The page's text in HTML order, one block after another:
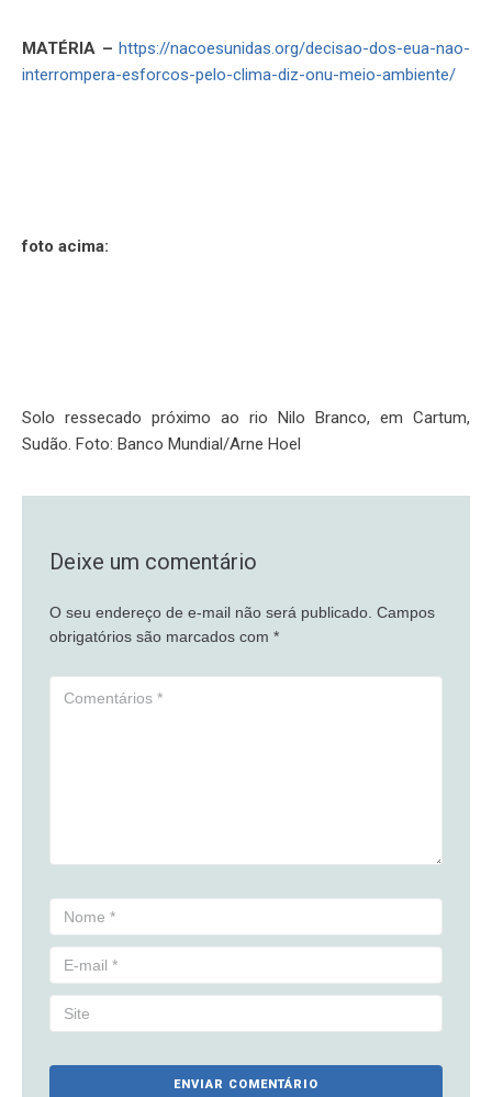
MATÉRIA – https://nacoesunidas.org/decisao-dos-eua-nao-
interrompera-esforcos-pelo-clima-diz-onu-meio-ambiente/
foto acima:
Solo ressecado próximo ao rio Nilo Branco, em Cartum,
Sudão. Foto: Banco Mundial/Arne Hoel
Deixe um comentário
O seu endereço de e-mail não será publicado. Campos
obrigatórios são marcados com *